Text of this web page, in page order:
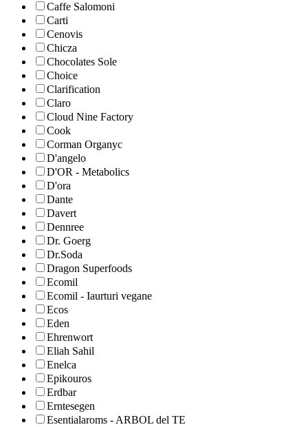
Caffe Salomoni
Carti
Cenovis
Chicza
Chocolates Sole
Choice
Clarification
Claro
Cloud Nine Factory
Cook
Corman Organyc
D'angelo
D'OR - Metabolics
D'ora
Dante
Davert
Dennree
Dr. Goerg
Dr.Soda
Dragon Superfoods
Ecomil
Ecomil - Iaurturi vegane
Ecos
Eden
Ehrenwort
Eliah Sahil
Enelca
Epikouros
Erdbar
Erntesegen
Esentialaroms - ARBOL del TE